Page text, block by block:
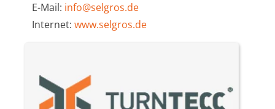
E-Mail: info@selgros.de
Internet:www.selgros.de